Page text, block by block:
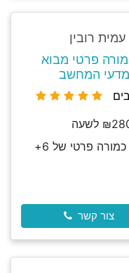
עמית רובין
מורה פרטי מבוא
המחשב
לשעה
תואר ראשון במדעי המחשב, ניסיון כמורה פרטי של 6+
צור קשר